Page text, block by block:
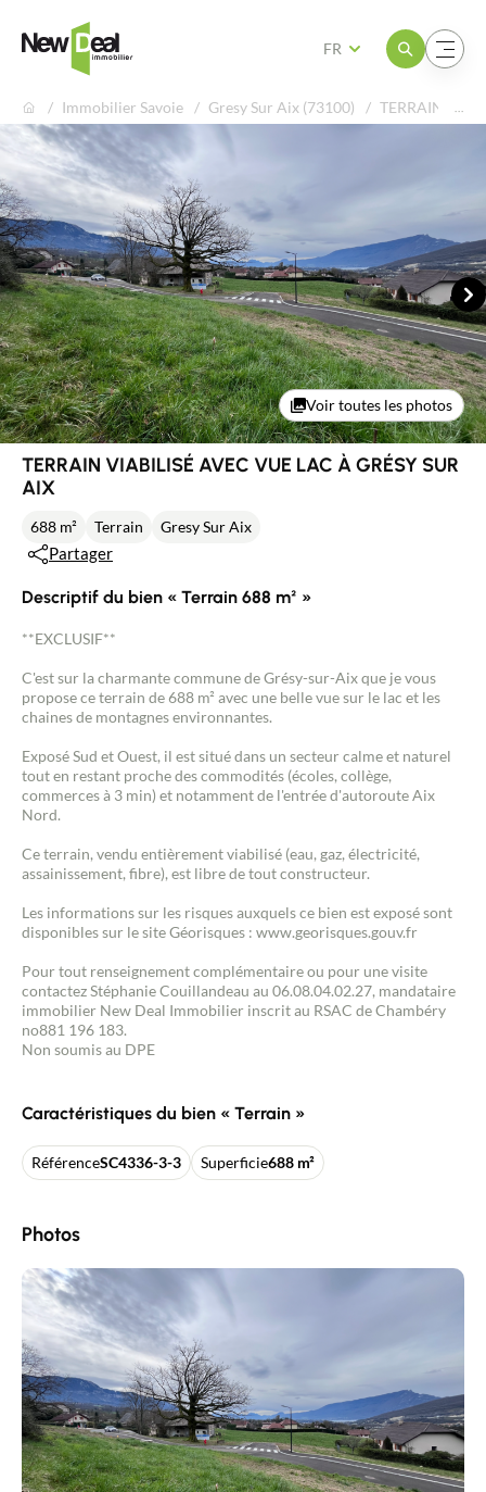
Ouvrir le menuOuvrir le menu
FR
Immobilier Savoie Gresy Sur Aix (73100) TERRAIN
En exclusivité
Voir toutes les photos
TERRAIN VIABILISÉ AVEC VUE LAC À GRÉSY SUR
AIX
688 m² Terrain Gresy Sur Aix
Partager
Descriptif du bien « Terrain 688 m² »
**EXCLUSIF**
C'est sur la charmante commune de Grésy-sur-Aix que je vous
propose ce terrain de 688 m² avec une belle vue sur le lac et les
chaines de montagnes environnantes.
Exposé Sud et Ouest, il est situé dans un secteur calme et naturel
tout en restant proche des commodités (écoles, collège,
commerces à 3 min) et notamment de l'entrée d'autoroute Aix
Nord.
Ce terrain, vendu entièrement viabilisé (eau, gaz, électricité,
assainissement, fibre), est libre de tout constructeur.
Les informations sur les risques auxquels ce bien est exposé sont
disponibles sur le site Géorisques : www.georisques.gouv.fr
Pour tout renseignement complémentaire ou pour une visite
contactez Stéphanie Couillandeau au 06.08.04.02.27, mandataire
immobilier New Deal Immobilier inscrit au RSAC de Chambéry
no881 196 183.
Non soumis au DPE
Caractéristiques du bien « Terrain »
RéférenceSC4336-3-3 Superficie688 m²
Photos